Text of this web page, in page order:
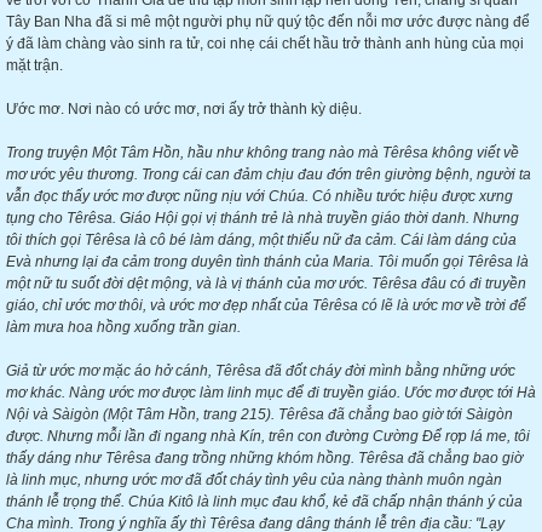
Tây Ban Nha đã si mê một người phụ nữ quý tộc đến nỗi mơ ước được nàng để
ý đã làm chàng vào sinh ra tử, coi nhẹ cái chết hầu trở thành anh hùng của mọi
mặt trận.
Ước mơ. Nơi nào có ước mơ, nơi ấy trở thành kỳ diệu.
Trong truyện Một Tâm Hồn, hầu như không trang nào mà Têrêsa không viết về
mơ ước yêu thương. Trong cái can đảm chịu đau đớn trên giường bệnh, người ta
vẫn đọc thấy ước mơ được nũng nịu với Chúa. Có nhiều tước hiệu được xưng
tụng cho Têrêsa. Giáo Hội gọi vị thánh trẻ là nhà truyền giáo thời danh. Nhưng
tôi thích gọi Têrêsa là cô bé làm dáng, một thiếu nữ đa cảm. Cái làm dáng của
Evà nhưng lại đa cảm trong duyên tình thánh của Maria. Tôi muốn gọi Têrêsa là
một nữ tu suốt đời dệt mộng, và là vị thánh của mơ ước. Têrêsa đâu có đi truyền
giáo, chỉ ước mơ thôi, và ước mơ đẹp nhất của Têrêsa có lẽ là ước mơ về trời để
làm mưa hoa hồng xuống trần gian.
Giả từ ước mơ mặc áo hở cánh, Têrêsa đã đốt cháy đời mình bằng những ước
mơ khác. Nàng ước mơ được làm linh mục để đi truyền giáo. Ước mơ được tới Hà
Nội và Sàigòn (Một Tâm Hồn, trang 215). Têrêsa đã chẳng bao giờ tới Sàigòn
được. Nhưng mỗi lần đi ngang nhà Kín, trên con đường Cường Để rợp lá me, tôi
thấy dáng như Têrêsa đang trồng những khóm hồng. Têrêsa đã chẳng bao giờ
là linh mục, nhưng ước mơ đã đốt cháy tình yêu của nàng thành muôn ngàn
thánh lễ trọng thể. Chúa Kitô là linh mục đau khổ, kẻ đã chấp nhận thánh ý của
Cha mình. Trong ý nghĩa ấy thì Têrêsa đang dâng thánh lễ trên địa cầu: "Lạy